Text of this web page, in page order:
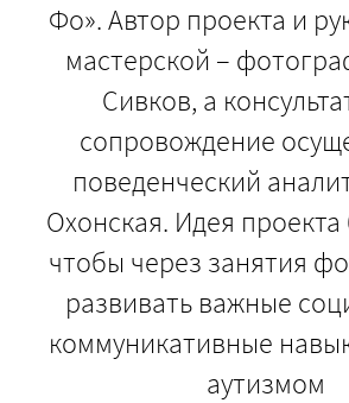
Фо». Автор проекта и
мастерской –
Сивков, а
сопровождение
поведенческий
Охонская. Идея
чтобы через занятия
развивать важные
коммуникативные
аутизмом